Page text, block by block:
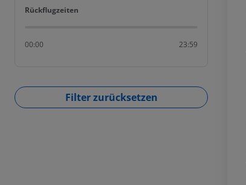
Rückflugzeiten
Rückflugzeiten
00:00 23:59
Filter zurücksetzen